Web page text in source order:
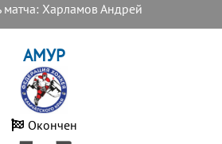
матча: Харламов Андрей
АМУР
Окончен